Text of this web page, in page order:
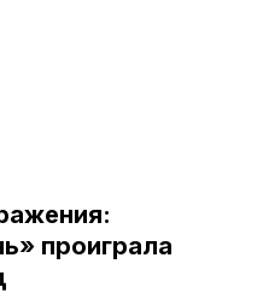
проиграла